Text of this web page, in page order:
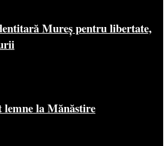
Mureș pentru libertate,
lemne la Mănăstire